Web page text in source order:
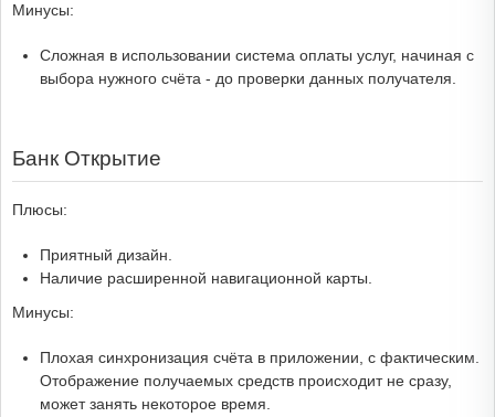
Минусы:
Сложная в использовании система оплаты услуг, начиная с
выбора нужного счёта - до проверки данных получателя.
Банк Открытие
Плюсы:
Приятный дизайн.
Наличие расширенной навигационной карты.
Минусы:
Плохая синхронизация счёта в приложении, с фактическим.
Отображение получаемых средств происходит не сразу,
может занять некоторое время.